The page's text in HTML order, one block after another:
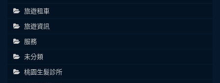
旅遊租車
旅遊資訊
服務
未分類
桃園生髮診所